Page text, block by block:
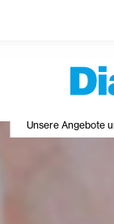
Unsere Angebote